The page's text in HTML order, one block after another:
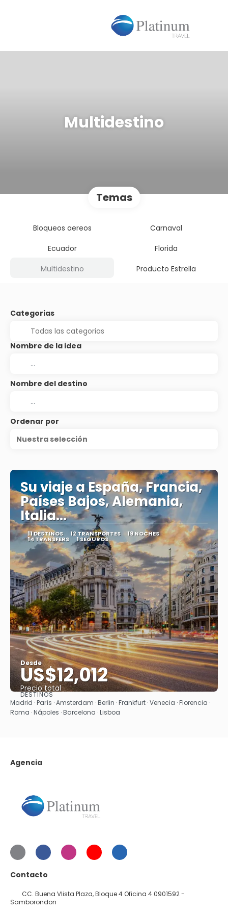
Multidestino
Temas
Bloqueos aereos
Carnaval
Ecuador
Florida
Multidestino
Producto Estrella
Categorias
Nombre de la idea
Nombre del destino
Ordenar por
Nuestra selección
Su viaje a España, Francia,
Países Bajos, Alemania,
Italia...
11 DESTINOS 12 TRANSPORTES 19 NOCHES
14 TRANSFERS 1 SEGUROS
Desde
US$12,012
Precio total
Ver
DESTINOS
Madrid · París · Amsterdam · Berlin · Frankfurt · Venecia · Florencia ·
Roma · Nápoles · Barcelona · Lisboa
Agencia
Contacto
CC. Buena VIista Plaza, Bloque 4 Oficina 4 0901592 -
Samborondon